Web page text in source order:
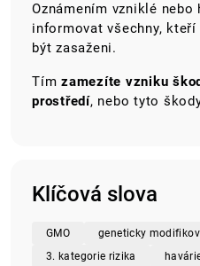
Oznámením vzniklé
informovat všechny,
být zasaženi.
Tím zamezíte vzniku
prostředí, nebo tyto
Klíčová slova
GMO
geneticky
3. kategorie rizika